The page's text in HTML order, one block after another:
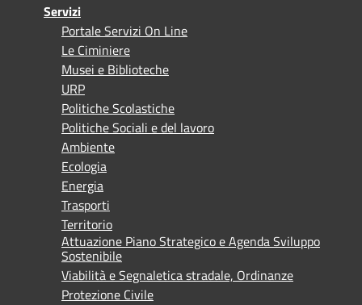
Servizi
Portale Servizi On Line
Le Ciminiere
Musei e Biblioteche
URP
Politiche Scolastiche
Politiche Sociali e del lavoro
Ambiente
Ecologia
Energia
Trasporti
Territorio
Attuazione Piano Strategico e Agenda Sviluppo
Sostenibile
Viabilità e Segnaletica stradale, Ordinanze
Protezione Civile